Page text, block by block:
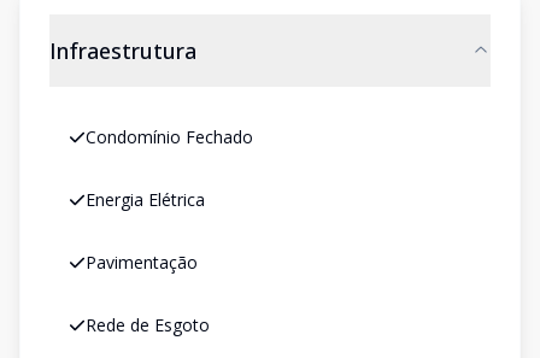
Infraestrutura
Condomínio Fechado
Energia Elétrica
Pavimentação
Rede de Esgoto